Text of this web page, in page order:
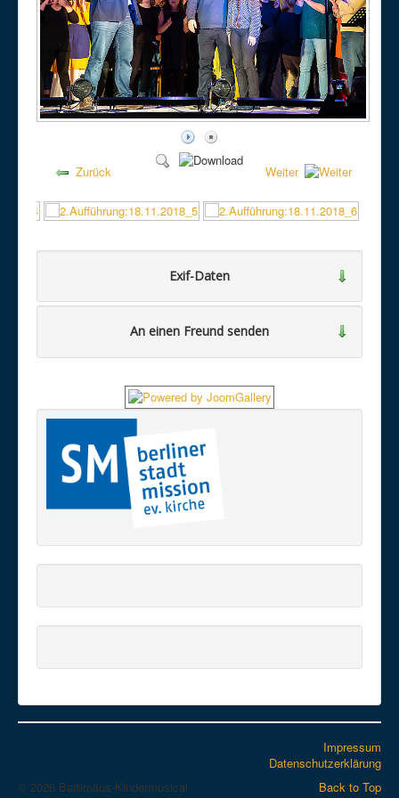
Zurück Weiter
Exif-Daten
An einen Freund senden
Impressum
Datenschutzerklärung
Back to Top
© 2026 Bartimäus-Kindermusical